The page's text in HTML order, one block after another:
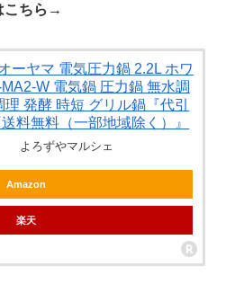
こちら→
ーヤマ 電気圧力鍋 2.2L ホワ
W 電気鍋 圧力鍋 無水調
理 発酵 時短 グリル鍋『代引
料無料（一部地域除く）』
よろずやマルシェ
Amazon
楽天